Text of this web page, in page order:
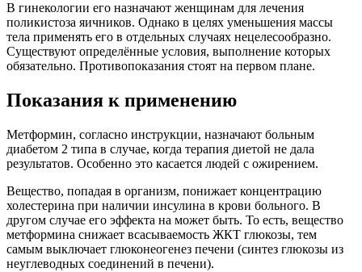
В гинекологии его назначают женщинам для лечения
поликистоза яичников. Однако в целях уменьшения массы
тела применять его в отдельных случаях нецелесообразно.
Существуют определённые условия, выполнение которых
обязательно. Противопоказания стоят на первом плане.
Показания к применению
Метформин, согласно инструкции, назначают больным
диабетом 2 типа в случае, когда терапия диетой не дала
результатов. Особенно это касается людей с ожирением.
Вещество, попадая в организм, понижает концентрацию
холестерина при наличии инсулина в крови больного. В
другом случае его эффекта на может быть. То есть, вещество
метформина снижает всасываемость ЖКТ глюкозы, тем
самым выключает глюконеогенез печени (синтез глюкозы из
неуглеводных соединений в печени).